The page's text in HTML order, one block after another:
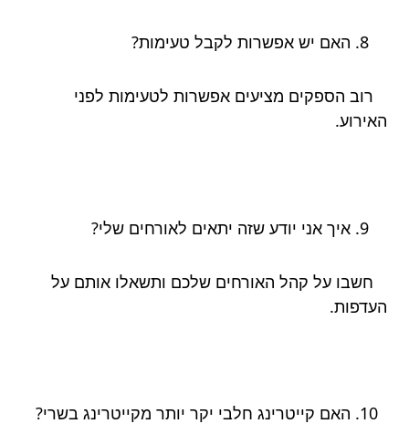
האם יש אפשרות לקבל טעימות?
רוב הספקים מציעים אפשרות לטעימות לפני
האירוע.
איך אני יודע שזה יתאים לאורחים שלי?
חשבו על קהל האורחים שלכם ותשאלו אותם על
העדפות.
האם קייטרינג חלבי יקר יותר מקייטרינג בשרי?